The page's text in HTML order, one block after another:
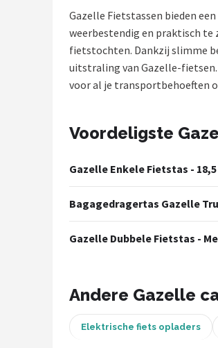
Kinderfietsen
Stadsfietsen
Mountainbikes
POPULAIRE MERKEN
Gazelle Fietstassen bieden
weerbestendig en praktisch te
fietstochten. Dankzij slimme
uitstraling van Gazelle-fietsen.
voor al je transportbehoeften
Voordeligste
Gazelle Enkele Fietstas -
Bagagedragertas Gazelle
Gazelle Dubbele Fietstas -
Andere Gazelle
Elektrische fiets opladers